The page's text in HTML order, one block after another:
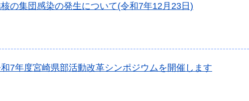
の集団感染の発生について(令和7年12月23日)
7年度宮崎県部活動改革シンポジウムを開催します